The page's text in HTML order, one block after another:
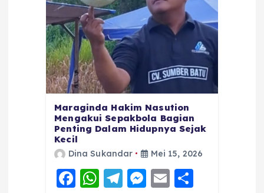
Maraginda Hakim Nasution
Mengakui Sepakbola Bagian
Penting Dalam Hidupnya Sejak
Kecil
Dina Sukandar Mei 15, 2026
F
W T
M E